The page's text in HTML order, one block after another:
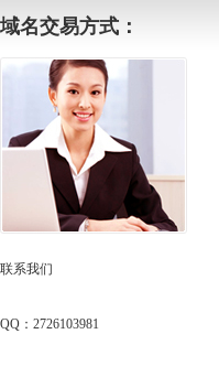
域名交易方式：
联系我们
QQ：2726103981